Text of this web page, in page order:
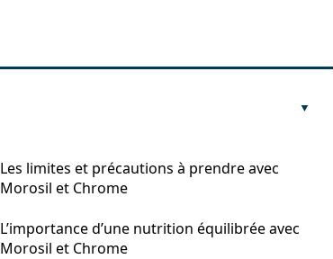
Les limites et précautions à prendre avec
Morosil et Chrome
L’importance d’une nutrition équilibrée avec
Morosil et Chrome